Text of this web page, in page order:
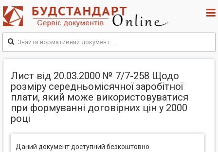
Лист від 20.03.2000 № 7/7-258 Щодо
розміру середньомісячної заробітної
плати, який може використовуватися
при формуванні договірних цін у 2000
році
Даний документ доступний безкоштовно